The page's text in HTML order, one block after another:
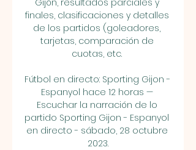
Gijón, resultados parciales y
finales, clasificaciones y detalles
de los partidos (goleadores,
tarjetas, comparación de
cuotas, etc.
Fútbol en directo: Sporting Gijon -
Espanyol hace 12 horas —
Escuchar la narración de lo
partido Sporting Gijon - Espanyol
en directo - sábado, 28 octubre
2023.